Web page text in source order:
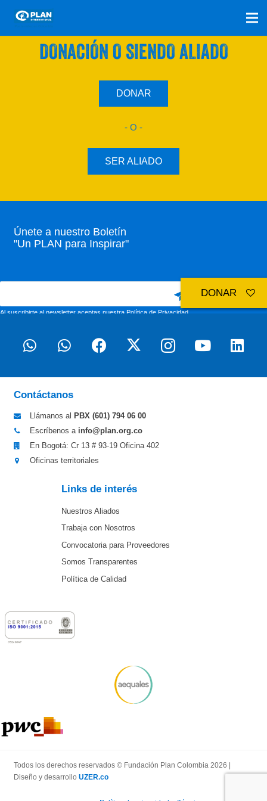
SÚMATE A NUESTRO PLAN CON UNA
DONACIÓN O SIENDO ALIADO
DONAR
- O -
SER ALIADO
Únete a nuestro Boletín
"Un PLAN para Inspirar"
Al suscribirte al newsletter aceptas nuestraPolítica de Privacidad
Contáctanos
Llámanos al PBX (601) 794 06 00
Escríbenos a info@plan.org.co
En Bogotá: Cr 13 # 93-19 Oficina 402
Oficinas territoriales
Links de interés
Nuestros Aliados
Trabaja con Nosotros
Convocatoria para Proveedores
Somos Transparentes
Política de Calidad
Todos los derechos reservados © Fundación Plan Colombia 2026 |
Diseño y desarrollo UZER.co
DONAR